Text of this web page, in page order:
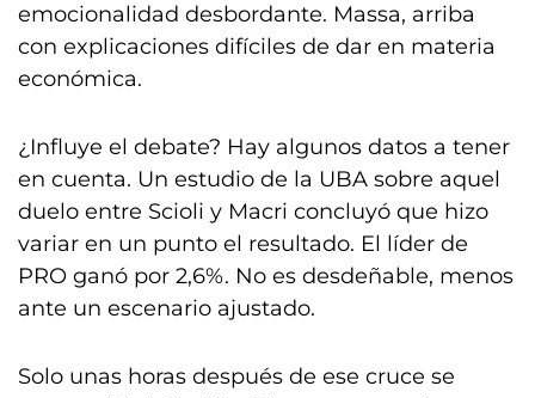
emocionalidad desbordante. Massa, arriba
con explicaciones difíciles de dar en materia
económica.
¿Influye el debate? Hay algunos datos a tener
en cuenta. Un estudio de la UBA sobre aquel
duelo entre Scioli y Macri concluyó que hizo
variar en un punto el resultado. El líder de
PRO ganó por 2,6%. No es desdeñable, menos
ante un escenario ajustado.
Solo unas horas después de ese cruce se